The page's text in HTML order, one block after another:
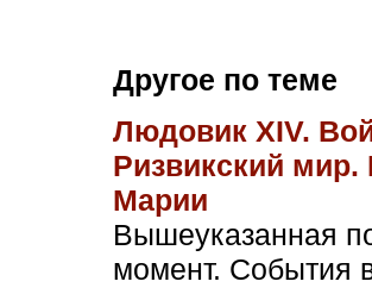
Другое по теме
Людовик XIV.
Ризвикский
Марии
Вышеуказанная
момент. События